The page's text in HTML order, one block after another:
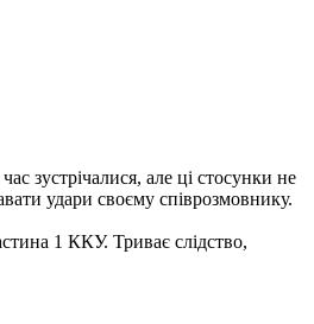
зустрічалися, але ці стосунки не
удари своєму співрозмовнику.
1 ККУ. Триває слідство,